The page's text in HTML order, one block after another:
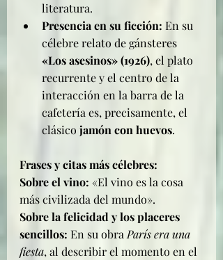
literatura.
Presencia en su ficción: En su
célebre relato de gánsteres
«Los asesinos» (1926), el plato
recurrente y el centro de la
interacción en la barra de la
cafetería es, precisamente, el
clásico jamón con huevos.
Frases y citas más célebres:
Sobre el vino: «El vino es la cosa
más civilizada del mundo».
Sobre la felicidad y los placeres
sencillos: En su obra París era una
fiesta, al describir el momento en el